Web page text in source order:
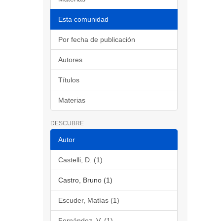
Esta comunidad
Por fecha de publicación
Autores
Títulos
Materias
DESCUBRE
Autor
Castelli, D. (1)
Castro, Bruno (1)
Escuder, Matías (1)